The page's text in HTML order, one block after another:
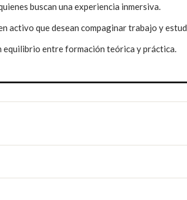
buscan una experiencia inmersiva.
activo que desean compaginar trabajo y
equilibrio entre formación teórica y práctica.